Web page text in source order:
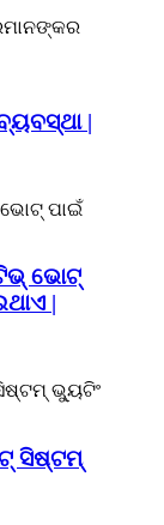
|
ଭୋଟ୍
|
ସିଷ୍ଟମ୍